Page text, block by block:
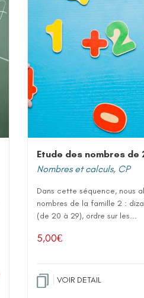
Etude des nombres de
Nombres et calculs, CP
Dans cette séquence, nous
nombres de la famille 2 :
(de 20 à 29), ordre sur les...
5,00€
VOIR DETAIL